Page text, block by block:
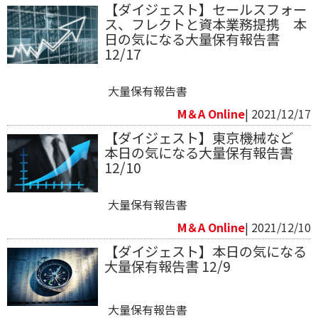
【ダイジェスト】セールスフォー
ス、フレクトと資本業務提携 本
日の気になる大量保有報告書
12/17
大量保有報告書
M＆A Online| 2021/12/17
【ダイジェスト】東京機械など
本日の気になる大量保有報告書
12/10
大量保有報告書
M＆A Online| 2021/12/10
【ダイジェスト】本日の気になる
大量保有報告書 12/9
大量保有報告書